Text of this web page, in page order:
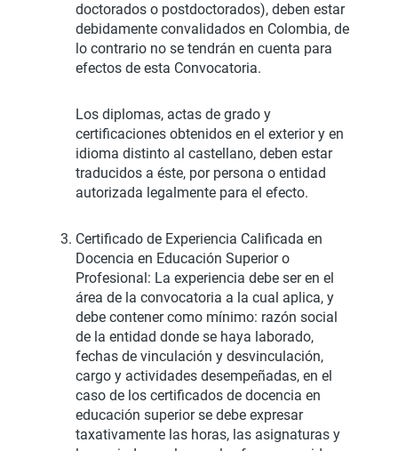
doctorados o postdoctorados), deben estar
debidamente convalidados en Colombia, de
lo contrario no se tendrán en cuenta para
efectos de esta Convocatoria.
Los diplomas, actas de grado y
certificaciones obtenidos en el exterior y en
idioma distinto al castellano, deben estar
traducidos a éste, por persona o entidad
autorizada legalmente para el efecto.
Certificado de Experiencia Calificada en
Docencia en Educación Superior o
Profesional: La experiencia debe ser en el
área de la convocatoria a la cual aplica, y
debe contener como mínimo: razón social
de la entidad donde se haya laborado,
fechas de vinculación y desvinculación,
cargo y actividades desempeñadas, en el
caso de los certificados de docencia en
educación superior se debe expresar
taxativamente las horas, las asignaturas y